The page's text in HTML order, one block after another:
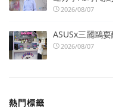
2026/08/07
ASUSx三麗鷗
2026/08/07
熱門標籤